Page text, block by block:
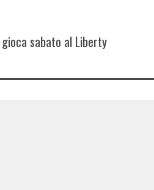
sabato al Liberty